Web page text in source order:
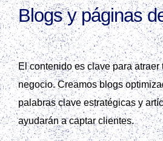
Blogs y páginas
El contenido es clave para
negocio. Creamos blogs
palabras clave estratégicas y
ayudarán a captar clientes.